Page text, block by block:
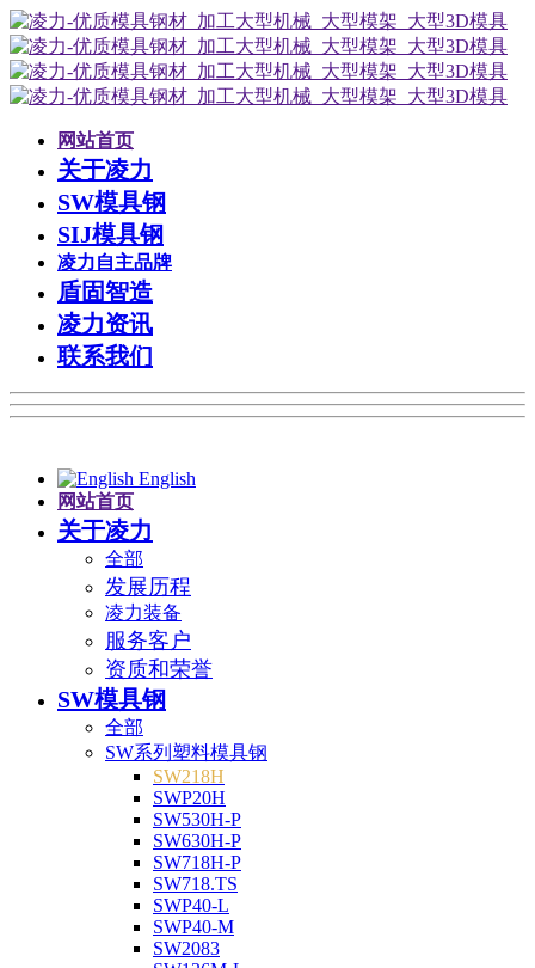
网站首页
关于凌力
SW模具钢
SIJ模具钢
凌力自主品牌
盾固智造
凌力资讯
联系我们
English
网站首页
关于凌力
全部
发展历程
凌力装备
服务客户
资质和荣誉
SW模具钢
全部
SW系列塑料模具钢
SW218H
SWP20H
SW530H-P
SW630H-P
SW718H-P
SW718.TS
SWP40-L
SWP40-M
SW2083